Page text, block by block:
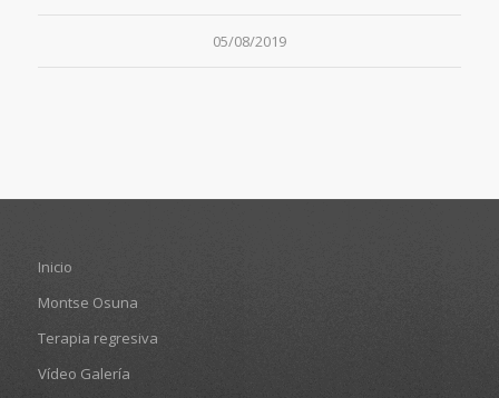
05/08/2019
Inicio
Montse Osuna
Terapia regresiva
Vídeo Galería